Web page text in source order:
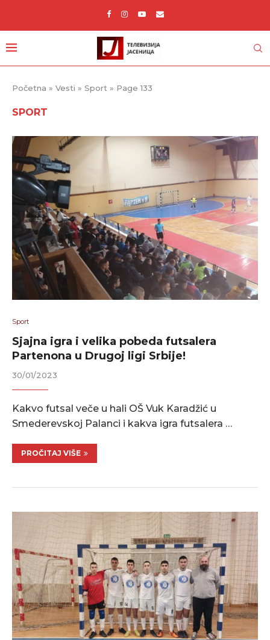
Početna » Vesti » Sport » Page 133
SPORT
Sport
Sjajna igra i velika pobeda futsalera
Partenona u Drugoj ligi Srbije!
30/01/2023
Kakvo futsal veče u hali OŠ Vuk Karadžić u
Smederevskoj Palanci i kakva igra futsalera …
PROČITAJ VIŠE